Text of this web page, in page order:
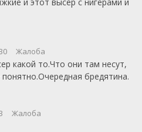
Жалоба
какой то.Что они там несут,
бредятина.
Жалоба